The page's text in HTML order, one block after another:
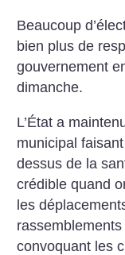
Beaucoup
bien plus de
gouvernement
dimanche.
L’État a
municipal
dessus de la
crédible quand
les
convoquant les